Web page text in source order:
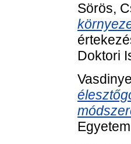
Sörös,
Doktori